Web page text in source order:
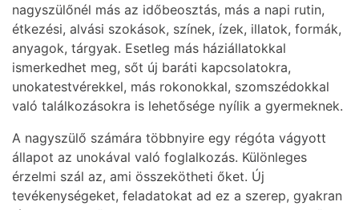
nagyszülőnél más az időbeosztás, más a napi rutin,
étkezési, alvási szokások, színek, ízek, illatok, formák,
anyagok, tárgyak. Esetleg más háziállatokkal
ismerkedhet meg, sőt új baráti kapcsolatokra,
unokatestvérekkel, más rokonokkal, szomszédokkal
való találkozásokra is lehetősége nyílik a gyermeknek.
A nagyszülő számára többnyire egy régóta vágyott
állapot az unokával való foglalkozás. Különleges
érzelmi szál az, ami összekötheti őket. Új
tevékenységeket, feladatokat ad ez a szerep, gyakran